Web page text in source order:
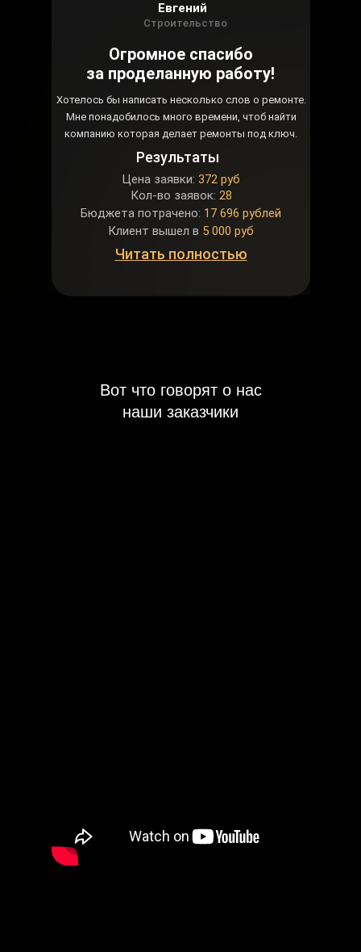
Евгений
Строительство
Огромное спасибо
за проделанную работу!
Хотелось бы написать несколько слов о ремонте.
Мне понадобилось много времени, чтоб найти
компанию которая делает ремонты под ключ.
Читать полностью
Результаты
Клиент вышел в 5 000 руб
Кол-во заявок: 28
Цена заявки: 372 руб
Бюджета потрачено: 17 696 рублей
Вот что говорят о нас
наши заказчики